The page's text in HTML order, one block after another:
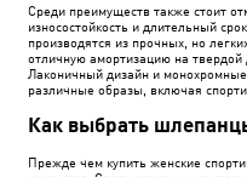
Среди преимуществ также стоит
износостойкость и длительный
производятся из прочных, но
отличную амортизацию на твердой
Лаконичный дизайн и
различные образы, включая
Как выбрать
Прежде чем купить женские